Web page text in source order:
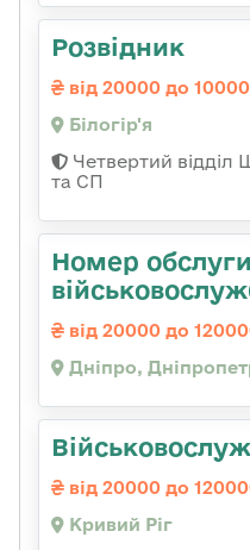
Розвідник
від 20000 до
Білогір'я
Четвертий відділ
та СП
Номер
від 20000 до
Дніпро,
від 20000 до
Кривий Ріг